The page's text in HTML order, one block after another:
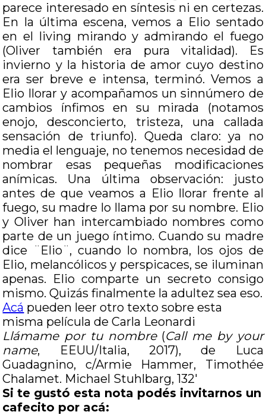
parece interesado en síntesis ni en certezas.
En la última escena, vemos a Elio sentado
en el living mirando y admirando el fuego
(Oliver también era pura vitalidad). Es
invierno y la historia de amor cuyo destino
era ser breve e intensa, terminó. Vemos a
Elio llorar y acompañamos un sinnúmero de
cambios ínfimos en su mirada (notamos
enojo, desconcierto, tristeza, una callada
sensación de triunfo). Queda claro: ya no
media el lenguaje, no tenemos necesidad de
nombrar esas pequeñas modificaciones
anímicas. Una última observación: justo
antes de que veamos a Elio llorar frente al
fuego, su madre lo llama por su nombre. Elio
y Oliver han intercambiado nombres como
parte de un juego íntimo. Cuando su madre
dice ¨Elio¨, cuando lo nombra, los ojos de
Elio, melancólicos y perspicaces, se iluminan
apenas. Elio comparte un secreto consigo
mismo. Quizás finalmente la adultez sea eso.
Acá pueden leer otro texto sobre esta
misma película de Carla Leonardi
Llámame por tu nombre(Call me by your
name, EEUU/Italia, 2017), de Luca
Guadagnino, c/Armie Hammer, Timothée
Chalamet. Michael Stuhlbarg, 132′
Si te gustó esta nota podés invitarnos un
cafecito por acá: